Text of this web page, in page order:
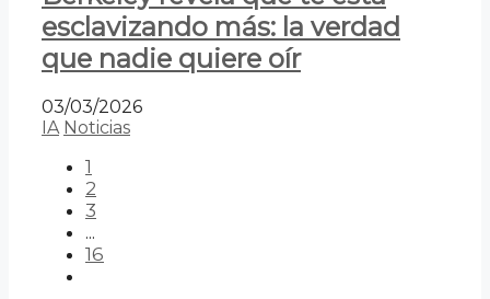
esclavizando más: la verdad
que nadie quiere oír
03/03/2026
IA Noticias
1
2
3
...
16